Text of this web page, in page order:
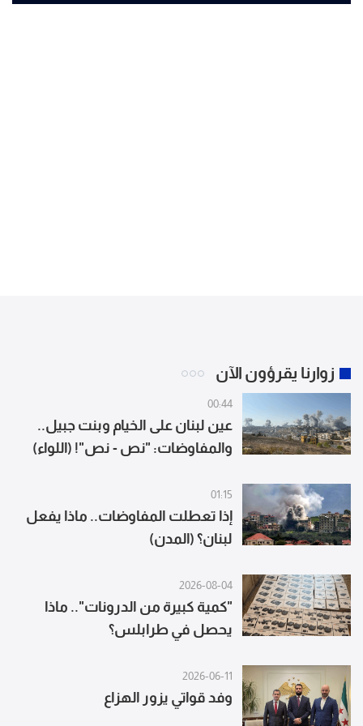
زوارنا يقرؤون الآن
00:44
عين لبنان على الخيام وبنت جبيل..
والمفاوضات: "نص - نص"! (اللواء)
01:15
إذا تعطلت المفاوضات.. ماذا يفعل
لبنان؟ (المدن)
2026-08-04
"كمية كبيرة من الدرونات".. ماذا
يحصل في طرابلس؟
2026-06-11
وفد قواتي يزور الهزاع